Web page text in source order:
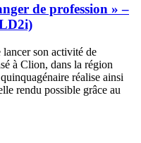
de profession » –
son activité de
à Clion, dans la région
réalise ainsi
rendu possible grâce au